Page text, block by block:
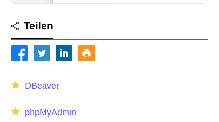
Teilen
DBeaver
phpMyAdmin